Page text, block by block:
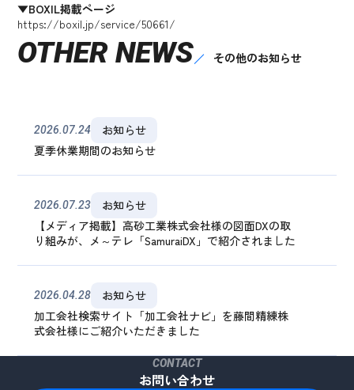
▼BOXIL掲載ページ
https://boxil.jp/service/50661/
OTHER NEWS その他のお知らせ
2026.07.24
お知らせ
夏季休業期間のお知らせ
2026.07.23
お知らせ
【メディア掲載】高砂工業株式会社様の図面DXの取
り組みが、メ～テレ「SamuraiDX」で紹介されました
2026.04.28
お知らせ
加工会社検索サイト「加工会社ナビ」を藤間精練株
式会社様にご紹介いただきました
CONTACT
お問い合わせ